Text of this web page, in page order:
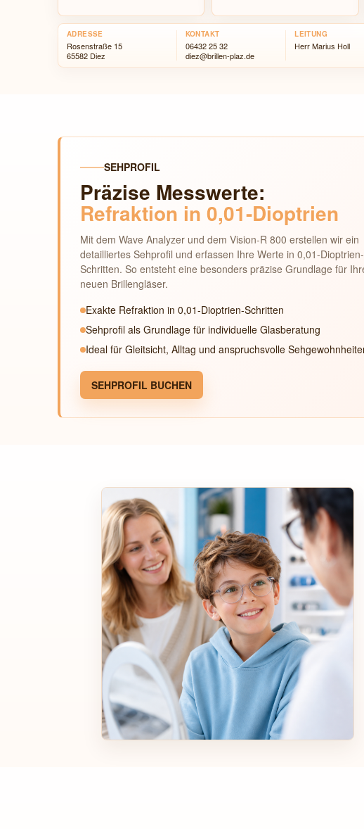
ADRESSE
Rosenstraße 15
65582 Diez
KONTAKT
06432 25 32
diez@brillen-plaz.de
LEITUNG
Herr Marius Holl
SEHPROFIL
Präzise Messwerte:
Refraktion in 0,01-Dioptrien
Mit dem Wave Analyzer und dem Vision-R 800 erstellen wir ein
detailliertes Sehprofil und erfassen Ihre Werte in 0,01-Dioptrien-
Schritten. So entsteht eine besonders präzise Grundlage für
neuen Brillengläser.
Exakte Refraktion in 0,01-Dioptrien-Schritten
Sehprofil als Grundlage für individuelle Glasberatung
Ideal für Gleitsicht, Alltag und anspruchsvolle
SEHPROFIL BUCHEN